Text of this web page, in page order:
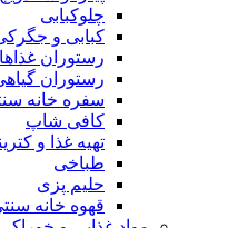
چلوکبابی
کبابی و
رستوران
رستوران
سفره خانه
کافی شاپ
تهیه غذا و
طباخی
حلیم پزی
قهوه خانه